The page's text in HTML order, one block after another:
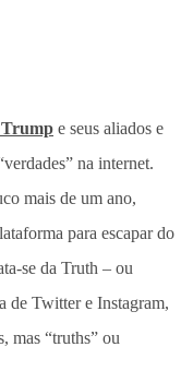
e seus aliados e
na internet.
mais de um ano,
para escapar do
se da Truth – ou
de Twitter e Instagram,
mas “truths” ou